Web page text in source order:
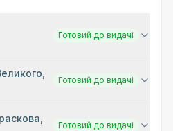
Готовий до видачі
Готовий до видачі
Готовий до видачі